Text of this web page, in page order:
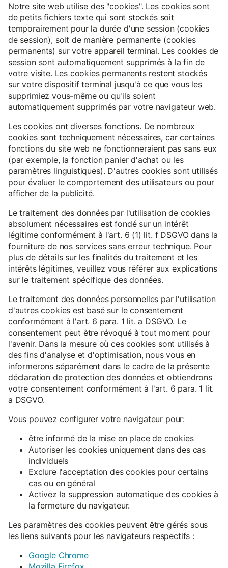
Notre site web utilise des "cookies". Les cookies sont
de petits fichiers texte qui sont stockés soit
temporairement pour la durée d'une session (cookies
de session), soit de manière permanente (cookies
permanents) sur votre appareil terminal. Les cookies de
session sont automatiquement supprimés à la fin de
votre visite. Les cookies permanents restent stockés
sur votre dispositif terminal jusqu'à ce que vous les
supprimiez vous-même ou qu'ils soient
automatiquement supprimés par votre navigateur web.
Les cookies ont diverses fonctions. De nombreux
cookies sont techniquement nécessaires, car certaines
fonctions du site web ne fonctionneraient pas sans eux
(par exemple, la fonction panier d'achat ou les
paramètres linguistiques). D'autres cookies sont utilisés
pour évaluer le comportement des utilisateurs ou pour
afficher de la publicité.
Le traitement des données par l'utilisation de cookies
absolument nécessaires est fondé sur un intérêt
légitime conformément à l'art. 6 (1) lit. f DSGVO dans la
fourniture de nos services sans erreur technique. Pour
plus de détails sur les finalités du traitement et les
intérêts légitimes, veuillez vous référer aux explications
sur le traitement spécifique des données.
Le traitement des données personnelles par l'utilisation
d'autres cookies est basé sur le consentement
conformément à l'art. 6 para. 1 lit. a DSGVO. Le
consentement peut être révoqué à tout moment pour
l'avenir. Dans la mesure où ces cookies sont utilisés à
des fins d'analyse et d'optimisation, nous vous en
informerons séparément dans le cadre de la présente
déclaration de protection des données et obtiendrons
votre consentement conformément à l'art. 6 para. 1 lit.
a DSGVO.
Vous pouvez configurer votre navigateur pour:
être informé de la mise en place de cookies
Autoriser les cookies uniquement dans des cas
individuels
Exclure l'acceptation des cookies pour certains
cas ou en général
Activez la suppression automatique des cookies à
la fermeture du navigateur.
Les paramètres des cookies peuvent être gérés sous
les liens suivants pour les navigateurs respectifs :
Google Chrome